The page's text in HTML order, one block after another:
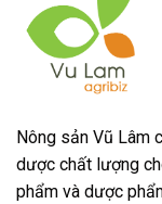
Nông sản Vũ Lâm
dược chất lượng
phẩm và dược